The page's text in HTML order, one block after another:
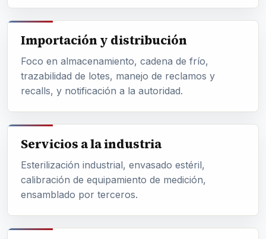
Importación y distribución
Foco en almacenamiento, cadena de frío,
trazabilidad de lotes, manejo de reclamos y
recalls, y notificación a la autoridad.
Servicios a la industria
Esterilización industrial, envasado estéril,
calibración de equipamiento de medición,
ensamblado por terceros.